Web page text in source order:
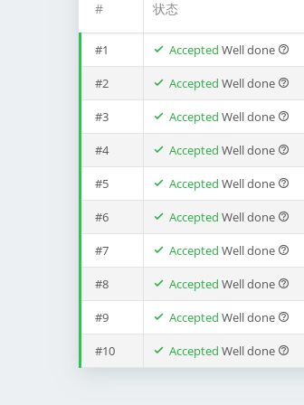
# 状态
#1 Accepted Well done
#2 Accepted Well done
#3 Accepted Well done
#4 Accepted Well done
#5 Accepted Well done
#6 Accepted Well done
#7 Accepted Well done
#8 Accepted Well done
#9 Accepted Well done
#10 Accepted Well done